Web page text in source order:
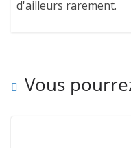
d'ailleurs rarement.
Vous